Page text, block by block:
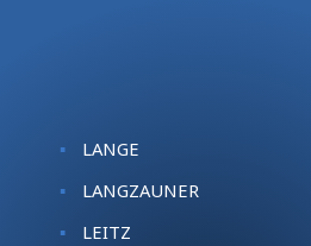
LANGE
LANGZAUNER
LEITZ